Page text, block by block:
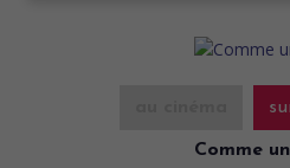
Comme